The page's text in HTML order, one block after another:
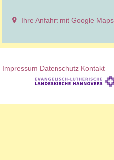
Ihre Anfahrt mit Google Maps
Impressum Datenschutz Kontakt